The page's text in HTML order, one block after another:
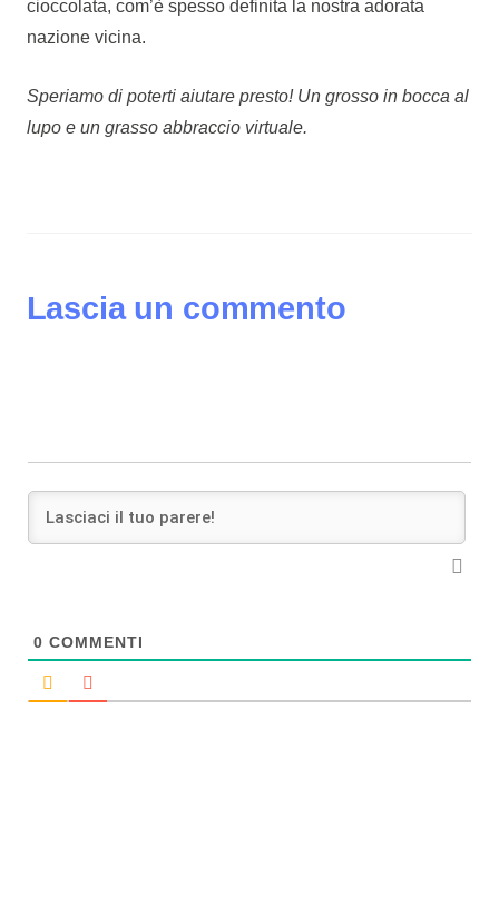
cioccolata, com’è spesso definita la nostra adorata
nazione vicina.
Speriamo di poterti aiutare presto! Un grosso in bocca al
lupo e un grasso abbraccio virtuale.
Lascia un commento
0 COMMENTI